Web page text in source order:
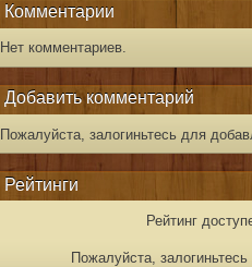
Комментарии
Нет комментариев.
Добавить комментарий
Пожалуйста, залогиньтесь для
Рейтинги
Рейтинг
Пожалуйста,